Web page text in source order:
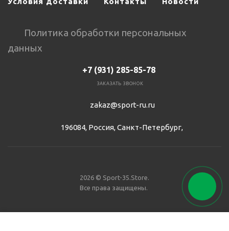
Политика обработки персональных
данных
+7 (931) 285-85-78
ЗАКАЗАТЬ ЗВОНОК
zakaz@sport-ru.ru
196084, Россия, Санкт-Петербург,
2026 © Sport-35.Store.
Все права защищены.